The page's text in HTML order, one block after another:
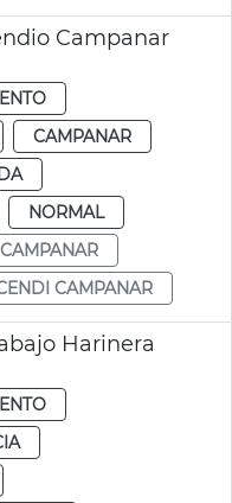
Campanar
CAMPANAR
NORMAL
CAMPANAR
CAMPANAR
Harinera